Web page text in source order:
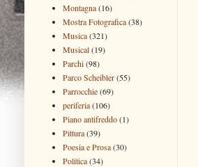
Montagna(16)
Mostra Fotografica(38)
Musica(321)
Musical(19)
Parchi(98)
Parco Scheibler(55)
Parrocchie(69)
periferia(106)
Piano antifreddo(1)
Pittura(39)
Poesia e Prosa(30)
Politica(34)